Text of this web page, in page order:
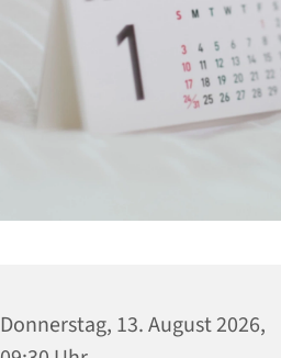
Donnerstag, 13. August 2026,